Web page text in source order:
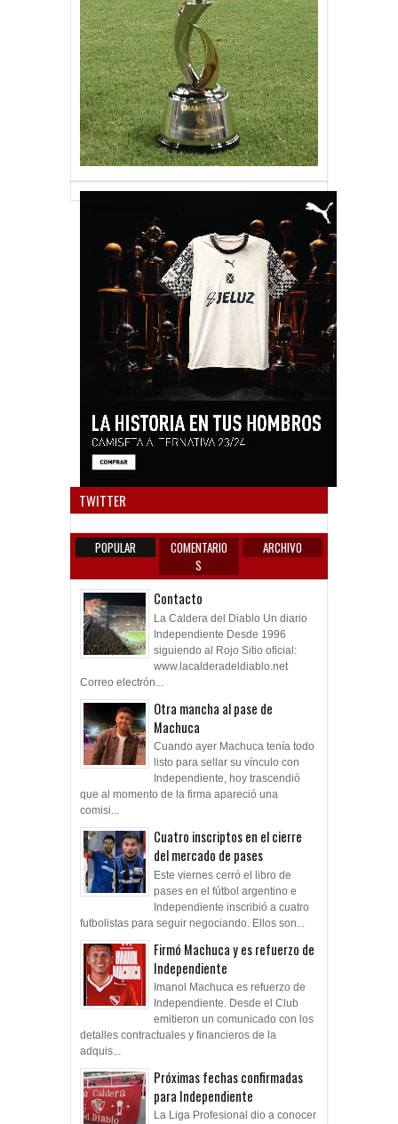
TWITTER
POPULAR
COMENTARIO
S
ARCHIVO
Contacto
La Caldera del Diablo Un diario
Independiente Desde 1996
siguiendo al Rojo Sitio oficial:
www.lacalderadeldiablo.net
Correo electrón...
Otra mancha al pase de
Machuca
Cuando ayer Machuca tenía todo
listo para sellar su vínculo con
Independiente, hoy trascendió
que al momento de la firma apareció una
comisi...
Cuatro inscriptos en el cierre
del mercado de pases
Este viernes cerró el libro de
pases en el fútbol argentino e
Independiente inscribió a cuatro
futbolistas para seguir negociando. Ellos son...
Firmó Machuca y es refuerzo de
Independiente
Imanol Machuca es refuerzo de
Independiente. Desde el Club
emitieron un comunicado con los
detalles contractuales y financieros de la
adquis...
Próximas fechas confirmadas
para Independiente
La Liga Profesional dio a conocer